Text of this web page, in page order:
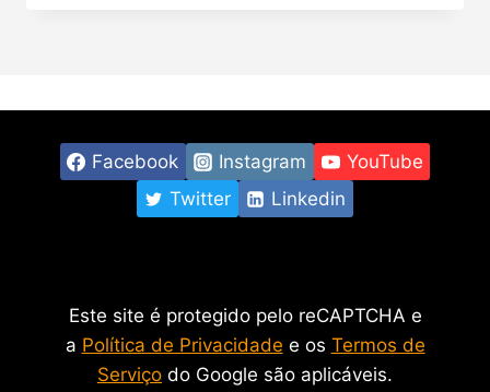
Facebook Instagram
YouTube
Twitter
Linkedin
Este site é protegido pelo reCAPTCHA e
a Política de Privacidade e os Termos de
Serviço do Google são aplicáveis.